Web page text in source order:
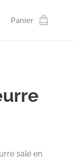
Panier
salé en